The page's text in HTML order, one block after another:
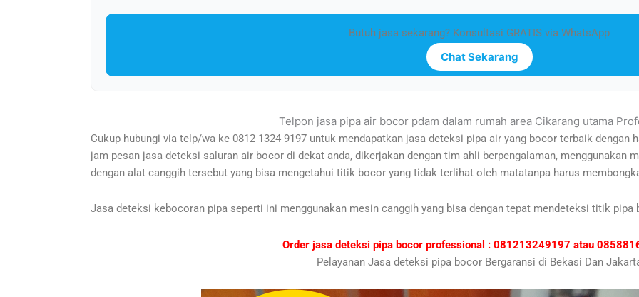
Butuh jasa sekarang? Konsultasi GRATIS via WhatsApp
Chat Sekarang
Telpon jasa pipa air bocor pdam dalam rumah area Cikarang utama
Cukup hubungi via telp/wa ke 0812 1324 9197 untuk mendapatkan jasa deteksi pipa air yang bocor terbaik dengan
jam pesan jasa deteksi saluran air bocor di dekat anda, dikerjakan dengan tim ahli berpengalaman, menggunakan
dengan alat canggih tersebut yang bisa mengetahui titik bocor yang tidak terlihat oleh matatanpa harus
Jasa deteksi kebocoran pipa seperti ini menggunakan mesin canggih yang bisa dengan tepat mendeteksi titik
Order jasa deteksi pipa bocor professional : 081213249197 atau
Pelayanan Jasa deteksi pipa bocor Bergaransi di Bekasi Dan